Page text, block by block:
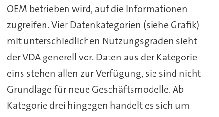
OEM betrieben wird, auf die Informationen
zugreifen. Vier Datenkategorien (siehe Grafik)
mit unterschiedlichen Nutzungsgraden sieht
der VDA generell vor. Daten aus der Kategorie
eins stehen allen zur Verfügung, sie sind nicht
Grundlage für neue Geschäftsmodelle. Ab
Kategorie drei hingegen handelt es sich um